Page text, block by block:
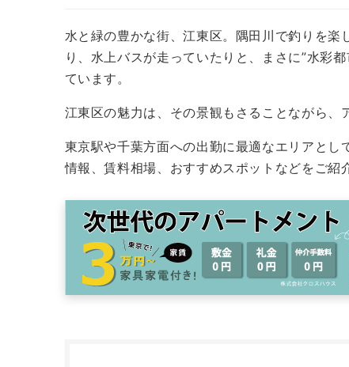
水と緑の豊かな街、江東区。隅田川で釣りを
り、水上バスが走っていたりと、まさに”水彩
ています。
江東区の魅力は、その景観もさることながら、
東京駅や千葉方面への出勤に最適なエリアと
情報、賃料相場、おすすめスポットなどをご紹